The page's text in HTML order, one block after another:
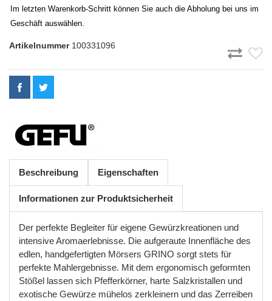
Im letzten Warenkorb-Schritt können Sie auch die Abholung bei uns im
Geschäft auswählen.
Artikelnummer100331096
Beschreibung Eigenschaften
Informationen zur Produktsicherheit
Der perfekte Begleiter für eigene Gewürzkreationen und
intensive Aromaerlebnisse. Die aufgeraute Innenfläche des
edlen, handgefertigten Mörsers GRINO sorgt stets für
perfekte Mahlergebnisse. Mit dem ergonomisch geformten
Stößel lassen sich Pfefferkörner, harte Salzkristallen und
exotische Gewürze mühelos zerkleinern und das Zerreiben